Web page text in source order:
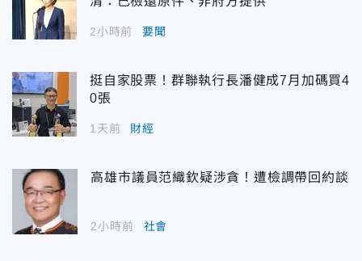
2小時前 要聞
挺自家股票！群聯執行長潘健成7月加碼買4
0張
1天前 財經
高雄市議員范織欽疑涉貪！遭檢調帶回約談
2小時前 社會